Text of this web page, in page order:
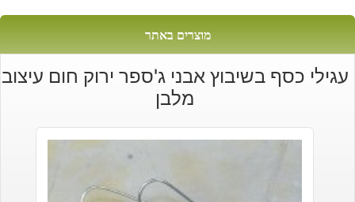
מוצרים באתר
עגילי כסף בשיבוץ אבני ג'ספר ירוק חום עיצוב
מלבן